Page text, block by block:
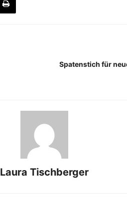
Spatenstich für
Laura Tischberger